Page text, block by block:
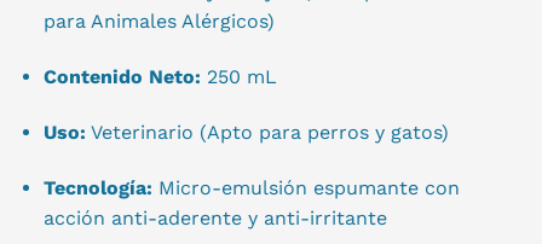
para Animales Alérgicos)
Contenido Neto: 250 mL
Uso: Veterinario (Apto para perros y gatos)
Tecnología: Micro-emulsión espumante con
acción anti-aderente y anti-irritante